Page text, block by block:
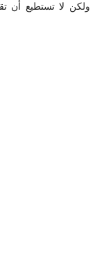
ولكن لا تستطيع أن